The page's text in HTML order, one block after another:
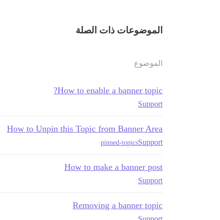
الموضوعات ذات الصلة
الموضوع
How to enable a banner topic?
Support
How to Unpin this Topic from Banner Area
Support
pinned-topics
How to make a banner post
Support
Removing a banner topic